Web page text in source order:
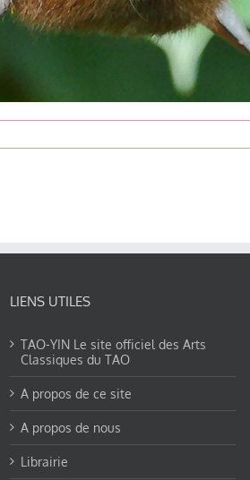
LIENS UTILES
TAO-YIN Le site officiel des Arts
Classiques du TAO
A propos de ce site
A propos de nous
Librairie